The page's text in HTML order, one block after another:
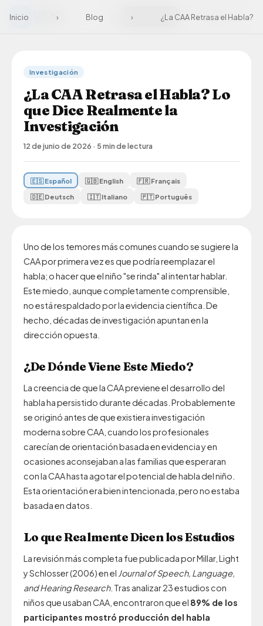
VAN App Store Google Play
Inicio › Blog › ¿La CAA Retrasa el Habla?
Investigación
¿La CAA Retrasa el Habla? Lo
que Dice Realmente la
Investigación
12 de junio de 2026 · 5 min de lectura
🇪🇸 Español 🇬🇧 English
🇫🇷 Français
🇩🇪 Deutsch
🇮🇹 Italiano 🇵🇹 Português
Uno de los temores más comunes cuando se sugiere la
CAA por primera vez es que podría reemplazar el
habla; o hacer que el niño "se rinda" al intentar hablar.
Este miedo, aunque completamente comprensible,
no está respaldado por la evidencia científica. De
hecho, décadas de investigación apuntan en la
dirección opuesta.
¿De Dónde Viene Este Miedo?
La creencia de que la CAA previene el desarrollo del
habla ha persistido durante décadas. Probablemente
se originó antes de que existiera investigación
moderna sobre CAA, cuando los profesionales
carecían de orientación basada en evidencia y en
ocasiones aconsejaban a las familias que esperaran
con la CAA hasta agotar el potencial de habla del niño.
Esta orientación era bien intencionada, pero no estaba
basada en datos.
Lo que Realmente Dicen los Estudios
La revisión más completa fue publicada por Millar, Light
y Schlosser (2006) en el Journal of Speech, Language,
and Hearing Research. Tras analizar 23 estudios con
niños que usaban CAA, encontraron que el 89% de los
participantes mostró producción del habla